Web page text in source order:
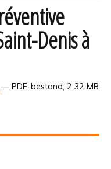
Denis à
— PDF-bestand, 2.32 MB